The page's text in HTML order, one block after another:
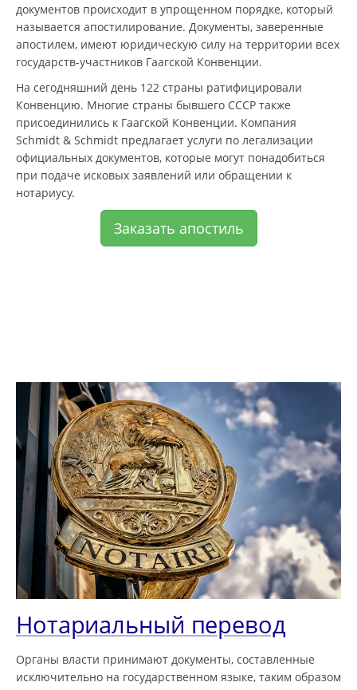
документов происходит в упрощенном порядке, который
называется апостилирование. Документы, заверенные
апостилем, имеют юридическую силу на территории всех
государств-участников Гаагской Конвенции.
На сегодняшний день 122 страны ратифицировали
Конвенцию. Многие страны бывшего СССР также
присоединились к Гаагской Конвенции. Компания
Schmidt & Schmidt предлагает услуги по легализации
официальных документов, которые могут понадобиться
при подаче исковых заявлений или обращении к
нотариусу.
Заказать апостиль
Нотариальный перевод
Органы власти принимают документы, составленные
исключительно на государственном языке, таким образом